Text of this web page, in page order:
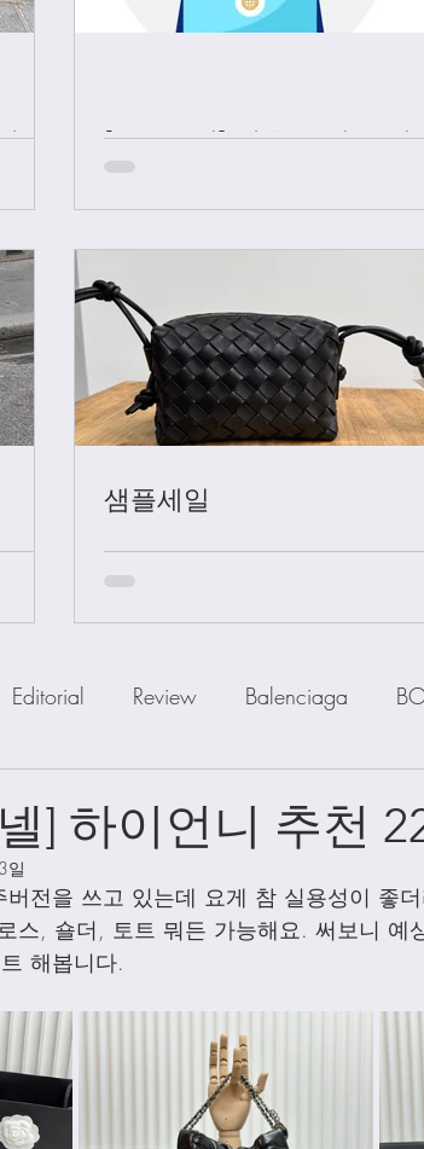
+
[중요공지] 카톡 문의 응대
간
샘플세일
Editorial Review Balenciaga
MiuMiu PRADA SAINT LAUENT
] 하이언니 추천
일
전을 쓰고 있는데 요게 참 실용성이 좋
스, 숄더, 토트 뭐든 가능해요. 써보니 예
해봅니다.